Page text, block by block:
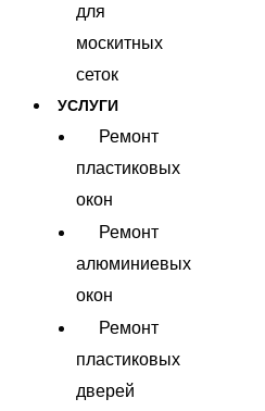
для
москитных
сеток
УСЛУГИ
Ремонт
пластиковых
окон
Ремонт
алюминиевых
окон
Ремонт
пластиковых
дверей